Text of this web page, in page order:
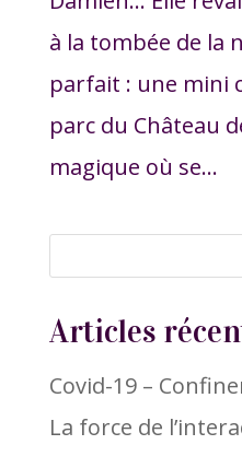
à la tombée de la
parfait : une mini
parc du Château
magique où se...
Articles
Covid-19 –
La force de